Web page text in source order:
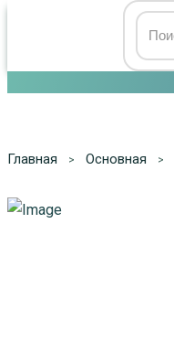
Главная Основная